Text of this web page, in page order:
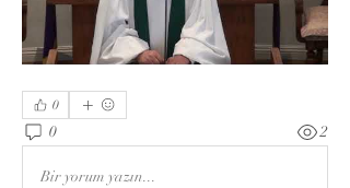
0
0 2
Bir yorum yazın...